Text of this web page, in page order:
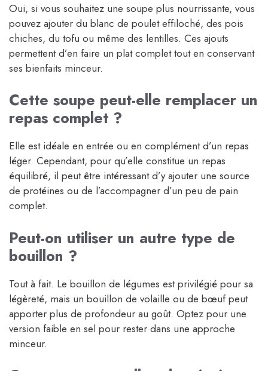
Oui, si vous souhaitez une soupe plus nourrissante, vous
pouvez ajouter du blanc de poulet effiloché, des pois
chiches, du tofu ou même des lentilles. Ces ajouts
permettent d’en faire un plat complet tout en conservant
ses bienfaits minceur.
Cette soupe peut-elle remplacer un
repas complet ?
Elle est idéale en entrée ou en complément d’un repas
léger. Cependant, pour qu’elle constitue un repas
équilibré, il peut être intéressant d’y ajouter une source
de protéines ou de l’accompagner d’un peu de pain
complet.
Peut-on utiliser un autre type de
bouillon ?
Tout à fait. Le bouillon de légumes est privilégié pour sa
légèreté, mais un bouillon de volaille ou de bœuf peut
apporter plus de profondeur au goût. Optez pour une
version faible en sel pour rester dans une approche
minceur.